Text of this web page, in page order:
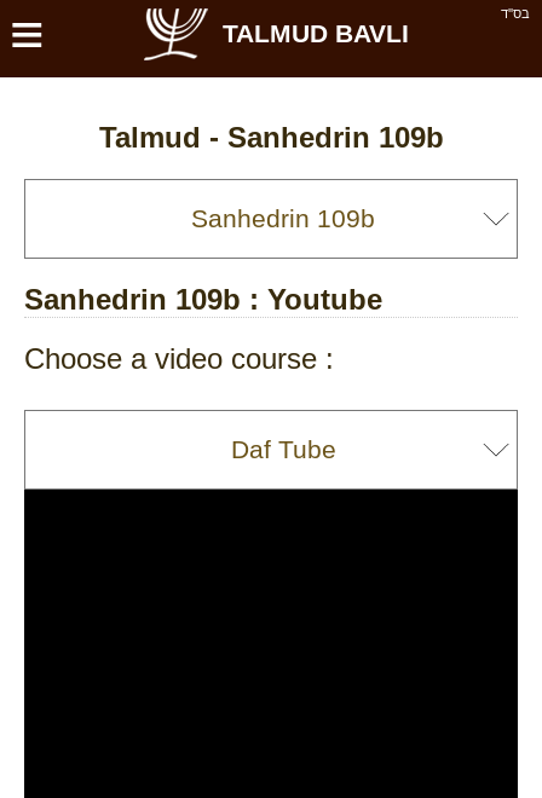
בס''ד ≡ TALMUD BAVLI
Talmud - Sanhedrin 109b
Sanhedrin 109b : Youtube
Choose a video course :